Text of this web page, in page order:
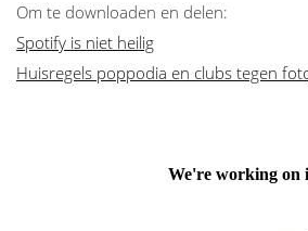
Om te downloaden en delen:
Spotify is niet heilig
Huisregels poppodia en clubs tegen